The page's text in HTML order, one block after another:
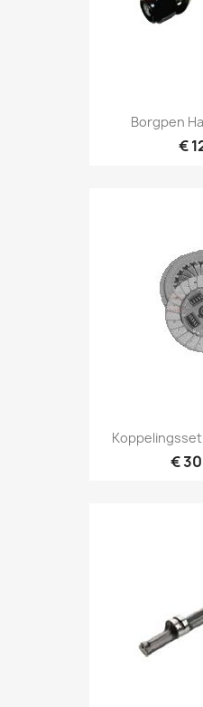
Borgpen
€
Koppelingsset
€